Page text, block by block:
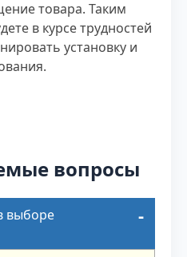
товара. Таким
в курсе трудностей
установку и
вопросы
выборе